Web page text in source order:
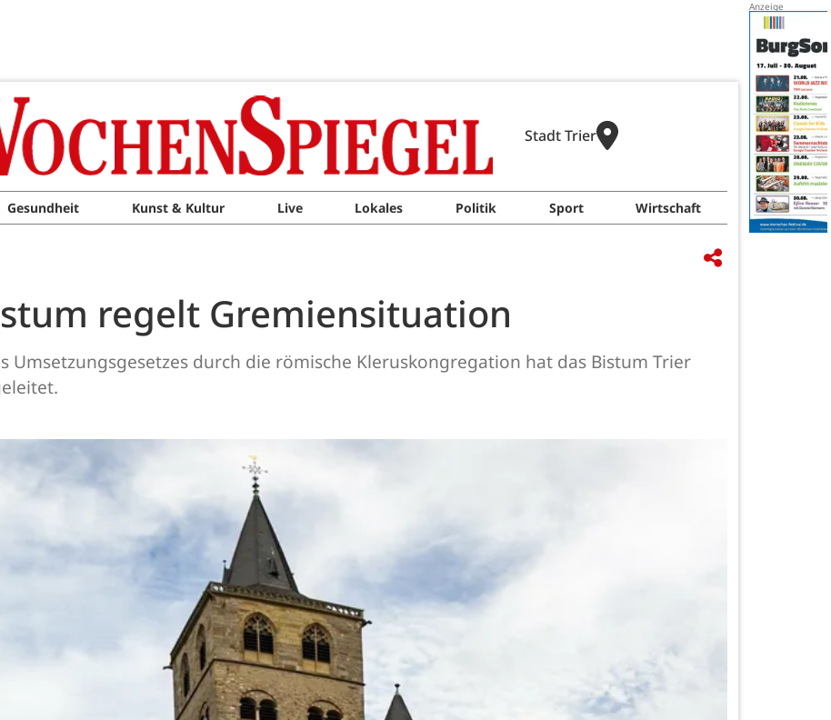
Stadt Trier
Gesundheit Kunst & Kultur Live Lokales Politik Sport Wirtschaft
regelt Gremiensituation
Umsetzungsgesetzes durch die römische Kleruskongregation hat das Bistum Trier